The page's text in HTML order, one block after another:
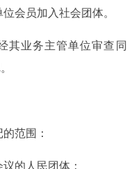
会员加入社会团体。
其业务主管单位审查同
范围：
的人民团体；